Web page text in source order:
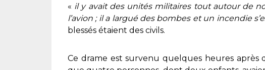
« il y avait des unités militaires tout autour de
l’avion ; il a largué des bombes et un incendie
blessés étaient des civils.
Ce drame est survenu quelques heures après